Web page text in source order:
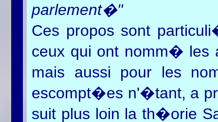
parlement�"
Ces propos sont
ceux qui ont nomm� les
mais aussi pour les
escompt�es n'�tant, a
suit plus loin la th�orie